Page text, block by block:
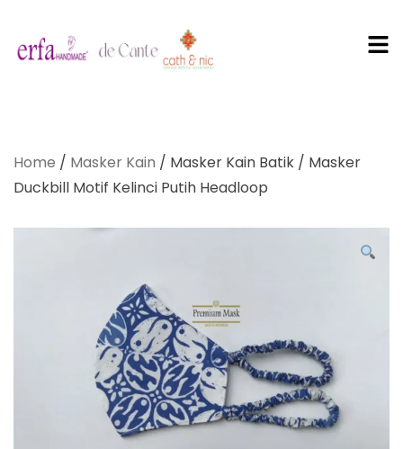
Mandiri
Home / Masker Kain / Masker Kain Batik / Masker
Duckbill Motif Kelinci Putih Headloop